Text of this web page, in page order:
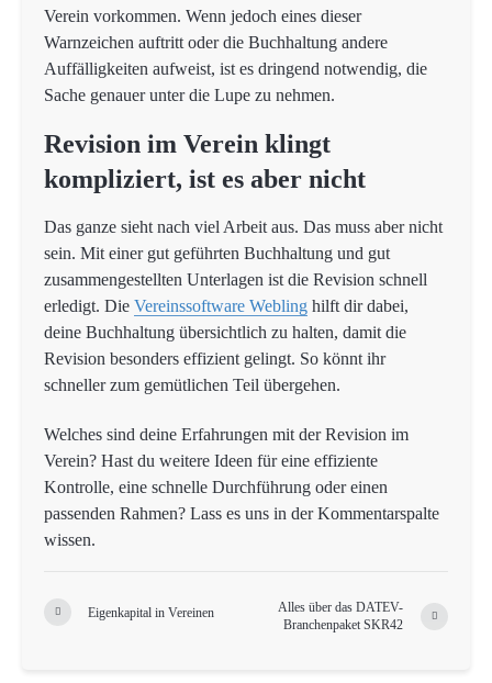
Verein vorkommen. Wenn jedoch eines dieser
Warnzeichen auftritt oder die Buchhaltung andere
Auffälligkeiten aufweist, ist es dringend notwendig, die
Sache genauer unter die Lupe zu nehmen.
Revision im Verein klingt
kompliziert, ist es aber nicht
Das ganze sieht nach viel Arbeit aus. Das muss aber nicht
sein. Mit einer gut geführten Buchhaltung und gut
zusammengestellten Unterlagen ist die Revision schnell
erledigt. Die Vereinssoftware Webling hilft dir dabei,
deine Buchhaltung übersichtlich zu halten, damit die
Revision besonders effizient gelingt. So könnt ihr
schneller zum gemütlichen Teil übergehen.
Welches sind deine Erfahrungen mit der Revision im
Verein? Hast du weitere Ideen für eine effiziente
Kontrolle, eine schnelle Durchführung oder einen
passenden Rahmen? Lass es uns in der Kommentarspalte
wissen.
Eigenkapital in Vereinen
Alles über das DATEV-
Branchenpaket SKR42